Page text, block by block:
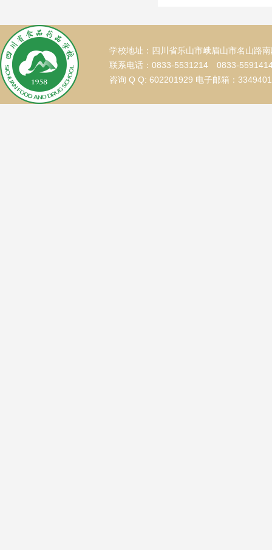
学校地址：四川省乐山市峨眉山市名山路
联系电话：0833-5531214 0833-
咨询 Q Q: 602201929 电子邮箱：